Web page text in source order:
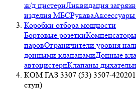
ж/д цистернЛиквидация
изделия МБСРукава
Коробки отбора мощности
Бортовые розеткиКомпенсаторы
паровОграничители уровня
донными клапанамиДонные
автоцистернКлапаны
КОМ ГАЗ 3307 (53) 3507-
ступ)